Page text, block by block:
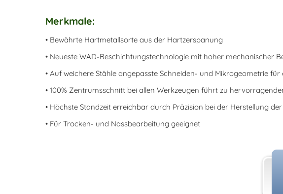
Merkmale:
• Bewährte Hartmetallsorte aus der Hartzerspanung
• Neueste WAD-Beschichtungstechnologie mit hoher mechanischer
• Auf weichere Stähle angepasste Schneiden- und Mikrogeometrie
• 100% Zentrumsschnitt bei allen Werkzeugen führt zu
• Höchste Standzeit erreichbar durch Präzision bei der Herstellung
• Für Trocken- und Nassbearbeitung geeignet